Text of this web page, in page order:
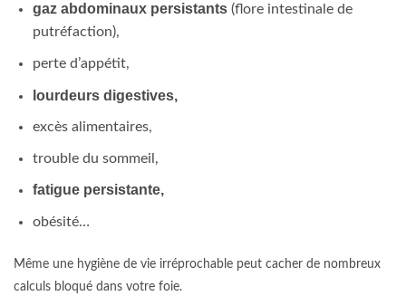
gaz abdominaux persistants(flore intestinale de
putréfaction),
perte d’appétit,
lourdeurs digestives,
excès alimentaires,
trouble du sommeil,
fatigue persistante,
obésité…
Même une hygiène de vie irréprochable peut cacher de nombreux
calculs bloqué dans votre foie.